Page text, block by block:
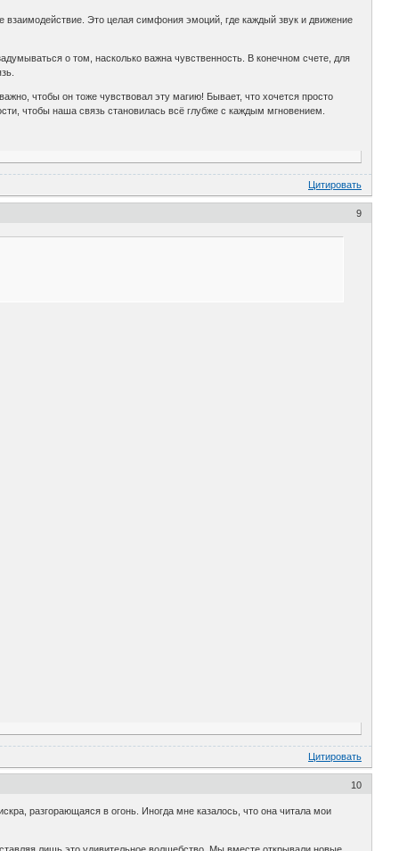
взаимодействие. Это целая симфония эмоций, где каждый звук и движение
о том, насколько важна чувственность. В конечном счете, для
чтобы он тоже чувствовал эту магию! Бывает, что хочется просто
чтобы наша связь становилась всё глубже с каждым мгновением.
Цитировать
9
Цитировать
10
разгорающаяся в огонь. Иногда мне казалось, что она читала мои